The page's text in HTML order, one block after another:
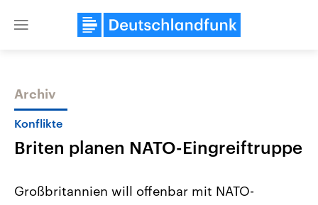
Close
Themen
Archiv
Konflikte
Briten planen NATO-Eingreiftruppe
Großbritannien will offenbar mit NATO-